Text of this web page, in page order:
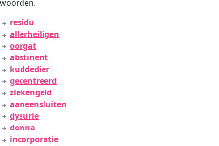
woorden.
residu
allerheiligen
oorgat
abstinent
kuddedier
gecentreerd
ziekengeld
aaneensluiten
dysurie
donna
incorporatie